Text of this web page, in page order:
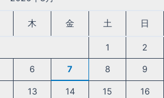
木 金 土 日
1 2
6 7 8 9
13 14 15 16